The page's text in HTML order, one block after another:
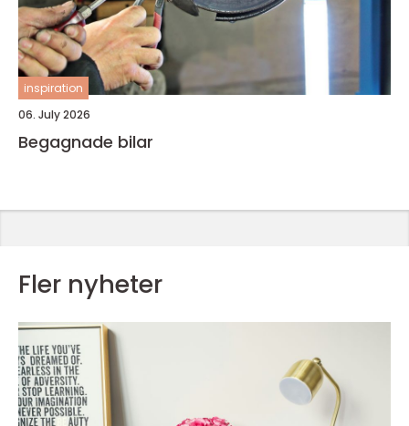
inspiration
06. July 2026
Begagnade bilar
Fler nyheter